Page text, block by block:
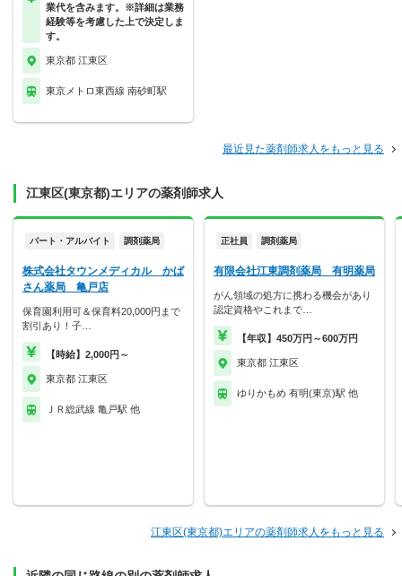
業代を含みます。※詳細は業務
経験等を考慮した上で決定しま
す。
東京都 江東区
東京メトロ東西線 南砂町駅
最近見た薬剤師求人をもっと見る
江東区(東京都)エリアの薬剤師求人
パート・アルバイト 調剤薬局
株式会社タウンメディカル かば
さん薬局 亀戸店
保育園利用可＆保育料20,000円まで
割引あり！子…
【時給】2,000円～
東京都 江東区
ＪＲ総武線 亀戸駅 他
正社員 調剤薬局
有限会社江東調剤薬局 有明薬局
がん領域の処方に携わる機会があり
認定資格やこれまで…
【年収】450万円～600万円
東京都 江東区
ゆりかもめ 有明(東京)駅 他
江東区(東京都)エリアの薬剤師求人をもっと見る